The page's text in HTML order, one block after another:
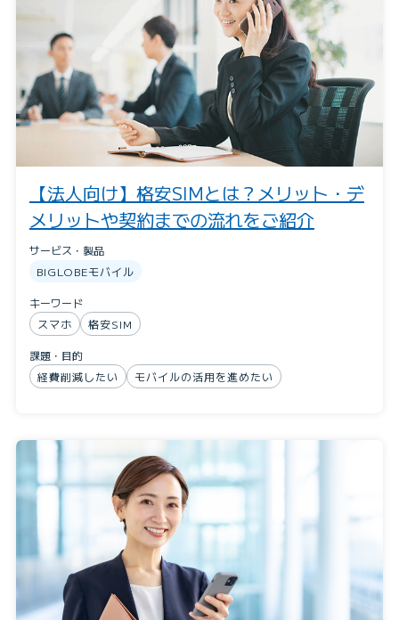
【法人向け】格安SIMとは？メリット・デ
メリットや契約までの流れをご紹介
サービス・製品
BIGLOBEモバイル
キーワード
スマホ
格安SIM
課題・目的
経費削減したい
モバイルの活用を進めたい